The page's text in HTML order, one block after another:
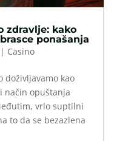
zdravlje: kako
ponašanja
Casino
doživljavamo kao
način opuštanja
vrlo suptilni
to da se bezazlena